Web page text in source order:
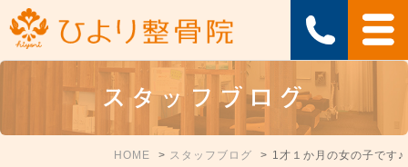
スタッフブログ
HOME スタッフブログ 1才１か月の女の子です♪